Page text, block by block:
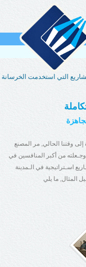
الخرسانة الحيوية |
وقتنا الحالي, مر المصنع
من أكبر المنافسين في
اسـتراتيجية في الـمدينة
المثال, ما يلي